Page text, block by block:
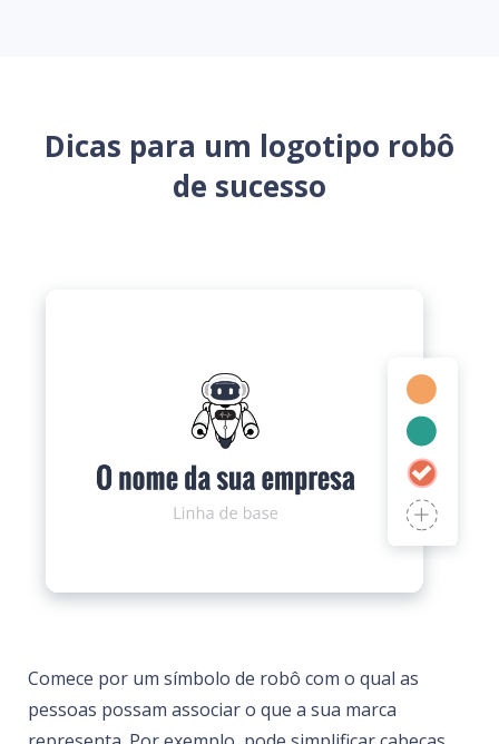
Dicas para um logotipo robô
de sucesso
Comece por um símbolo de robô com o qual as
pessoas possam associar o que a sua marca